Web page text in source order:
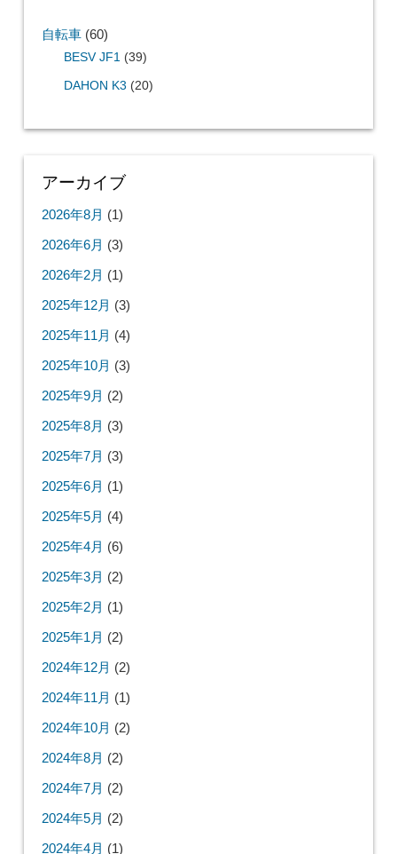
自転車(60)
BESV JF1(39)
DAHON K3 (20)
アーカイブ
2026年8月 (1)
2026年6月 (3)
2026年2月 (1)
2025年12月 (3)
2025年11月 (4)
2025年10月 (3)
2025年9月 (2)
2025年8月 (3)
2025年7月 (3)
2025年6月 (1)
2025年5月 (4)
2025年4月 (6)
2025年3月 (2)
2025年2月 (1)
2025年1月 (2)
2024年12月 (2)
2024年11月 (1)
2024年10月 (2)
2024年8月 (2)
2024年7月 (2)
2024年5月 (2)
2024年4月 (1)